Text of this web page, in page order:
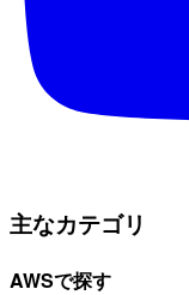
主なカテゴリ
AWSで探す